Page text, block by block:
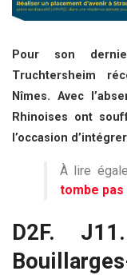
Pour son
Truchtersheim
Nîmes. Avec
Rhinoises ont
l’occasion
À lire
tombe pas
D2F.